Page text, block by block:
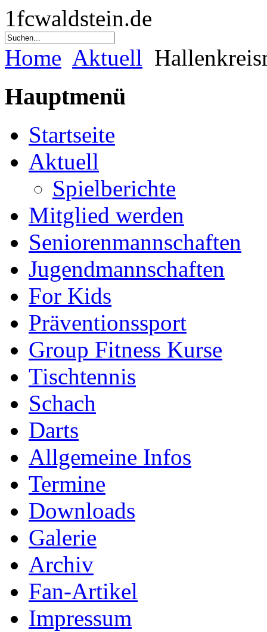
1fcwaldstein.de
Home Aktuell
Hauptmenü
Startseite
Aktuell
Spielberichte
Mitglied werden
Seniorenmannschaften
Jugendmannschaften
For Kids
Präventionssport
Group Fitness Kurse
Tischtennis
Schach
Darts
Allgemeine Infos
Termine
Downloads
Galerie
Archiv
Fan-Artikel
Impressum